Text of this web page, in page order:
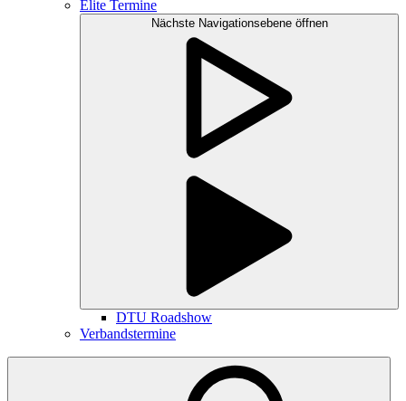
Elite Termine
Nächste Navigationsebene öffnen
DTU Roadshow
Verbandstermine